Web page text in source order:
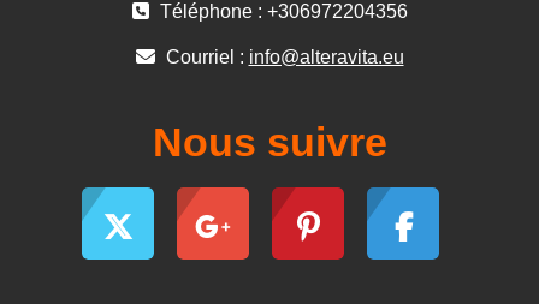
Téléphone : +306972204356
Courriel : info@alteravita.eu
Nous suivre